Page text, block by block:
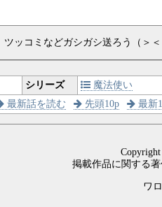
ツッコミなどガシガシ送ろう（＞
シリーズ
魔法使い
最新話を読む 先頭10p 最新
掲載作品に関する
ワ